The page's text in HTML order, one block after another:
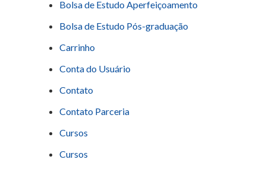
Bolsa de Estudo Aperfeiçoamento
Bolsa de Estudo Pós-graduação
Carrinho
Conta do Usuário
Contato
Contato Parceria
Cursos
Cursos